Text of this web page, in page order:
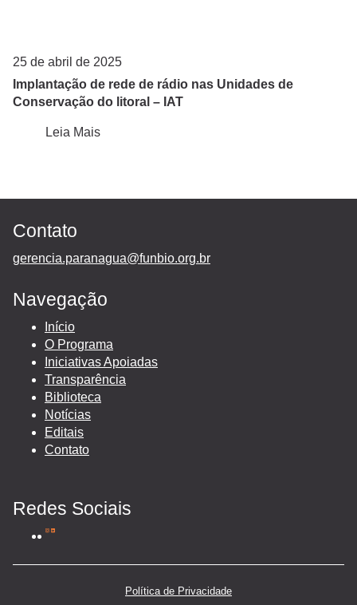
25 de abril de 2025
Implantação de rede de rádio nas Unidades de
Conservação do litoral – IAT
Leia Mais
Contato
gerencia.paranagua@funbio.org.br
Navegação
Início
O Programa
Iniciativas Apoiadas
Transparência
Biblioteca
Notícias
Editais
Contato
Redes Sociais
Política de Privacidade